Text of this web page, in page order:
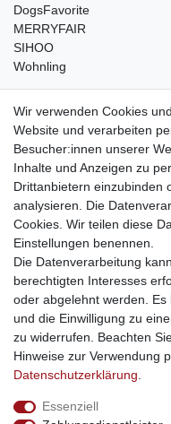
DogsFavorite
MERRYFAIR
SIHOO
Wohnling
weitere Shops
traumlampen- Lampen
kinderwagencenter-
gastrogeraete24- alles für
soziale Medien
Facebook
sicher einkaufen
Sichere Bestellung und
Wir verwenden Cookies
Website und verarbeiten
Besucher:innen unserer
Inhalte und Anzeigen zu
Drittanbietern einzubinden
analysieren. Die
Cookies. Wir teilen diese
Einstellungen benennen.
Die Datenverarbeitung
berechtigten Interesses
oder abgelehnt werden.
und die Einwilligung zu
zu widerrufen. Beachten
Hinweise zur Verwendung
Daten­schutz­erklärung
Essenziell